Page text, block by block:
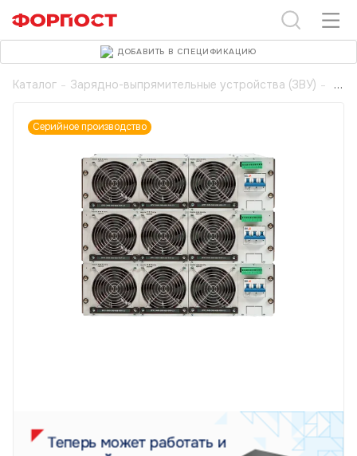
Каталог - Зарядно-выпрямительные устройства (ЗВУ) -
Серийное производство
ДОБАВИТЬ В СПЕЦИФИКАЦИЮ